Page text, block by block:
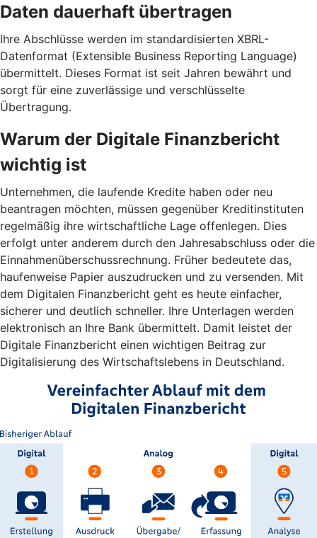
Daten dauerhaft übertragen
Ihre Abschlüsse werden im standardisierten XBRL-
Datenformat (Extensible Business Reporting Language)
übermittelt. Dieses Format ist seit Jahren bewährt und
sorgt für eine zuverlässige und verschlüsselte
Übertragung.
Warum der Digitale Finanzbericht
wichtig ist
Unternehmen, die laufende Kredite haben oder neu
beantragen möchten, müssen gegenüber Kreditinstituten
regelmäßig ihre wirtschaftliche Lage offenlegen. Dies
erfolgt unter anderem durch den Jahresabschluss oder die
Einnahmenüberschussrechnung. Früher bedeutete das,
haufenweise Papier auszudrucken und zu versenden. Mit
dem Digitalen Finanzbericht geht es heute einfacher,
sicherer und deutlich schneller. Ihre Unterlagen werden
elektronisch an Ihre Bank übermittelt. Damit leistet der
Digitale Finanzbericht einen wichtigen Beitrag zur
Digitalisierung des Wirtschaftslebens in Deutschland.